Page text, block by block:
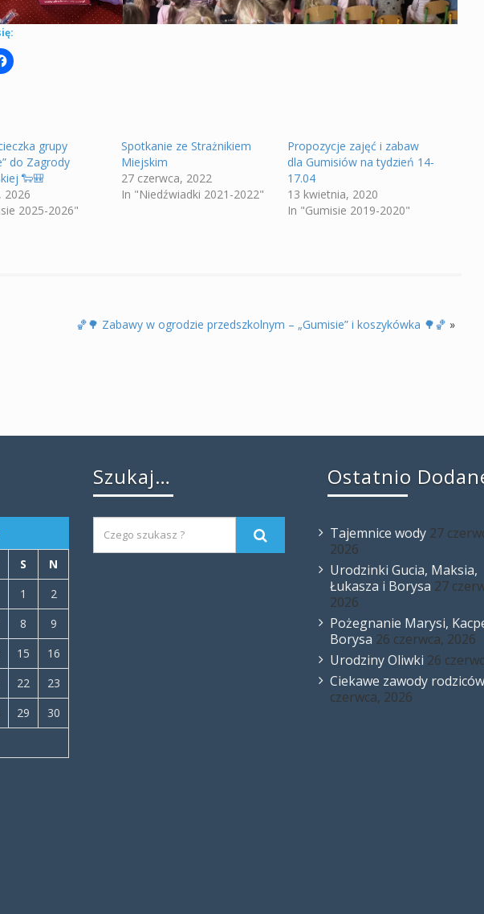
grupy
do Zagrody
🐑🎒
2026
2025-2026"
Spotkanie ze Strażnikiem
Miejskim
27 czerwca, 2022
In "Niedźwiadki 2021-2022"
Propozycje zajęć i zabaw
dla Gumisiów na tydzień 14-
17.04
13 kwietnia, 2020
In "Gumisie 2019-2020"
🏀🌳 Zabawy w ogrodzie przedszkolnym – „Gumisie” i koszykówka 🌳🏀 »
S
N
1
2
8
9
15
16
22
23
29
30
Szukaj… Ostatnio
Tajemnice wody 27
2026
Urodzinki Gucia, Maksia,
Łukasza i Borysa 27
2026
Pożegnanie Marysi,
Borysa 26 czerwca, 2026
Urodziny Oliwki 26
Ciekawe zawody rodziców
czerwca, 2026